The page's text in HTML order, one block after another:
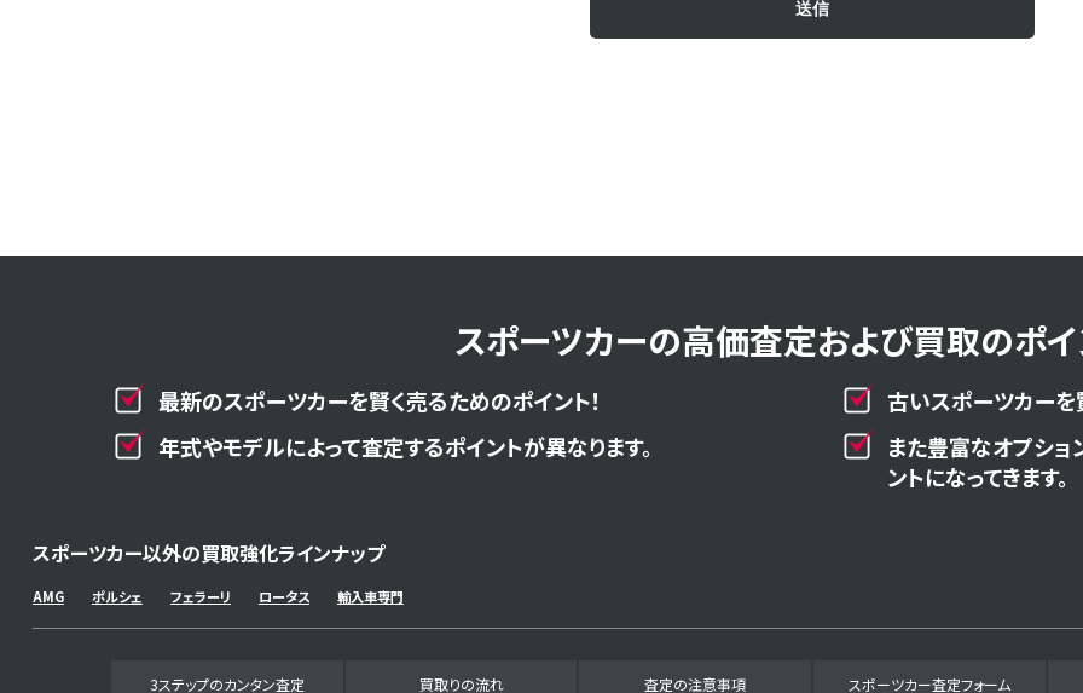
スポーツカーの高価査定および買取のポイ
最新のスポーツカーを賢く売るためのポイント！
古いスポーツカーを
年式やモデルによって査定するポイントが異なります。
また豊富なオプシ
ントになってきます。
スポーツカー以外の買取強化ラインナップ
AMG ポルシェ フェラーリ ロータス 輸入車専門
3ステップのカンタン査定 買取りの流れ 査定の注意事項 スポーツカー査定フォーム